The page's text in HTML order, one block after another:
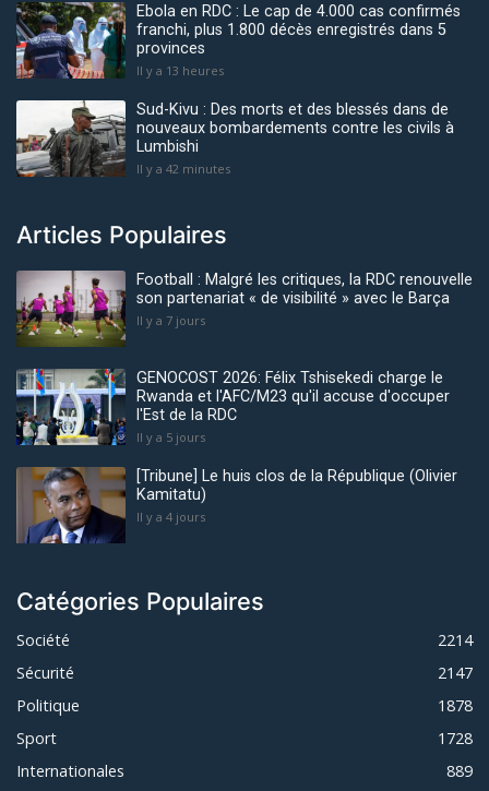
Ebola en RDC : Le cap de 4.000 cas confirmés
franchi, plus 1.800 décès enregistrés dans 5
provinces
Il y a 13 heures
Sud-Kivu : Des morts et des blessés dans de
nouveaux bombardements contre les civils à
Lumbishi
Il y a 42 minutes
Articles Populaires
Football : Malgré les critiques, la RDC renouvelle
son partenariat « de visibilité » avec le Barça
Il y a 7 jours
GENOCOST 2026: Félix Tshisekedi charge le
Rwanda et l'AFC/M23 qu'il accuse d'occuper
l'Est de la RDC
Il y a 5 jours
[Tribune] Le huis clos de la République (Olivier
Kamitatu)
Il y a 4 jours
Catégories Populaires
Société
2214
Sécurité
2147
Politique
1878
Sport
1728
Internationales
889